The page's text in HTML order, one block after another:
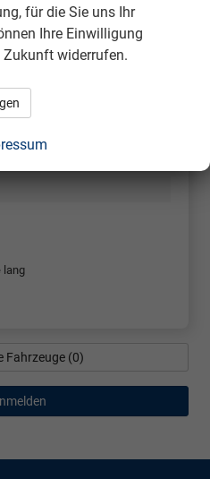
lang
Fahrzeuge (0)
für die Sie uns Ihr
Ihre Einwilligung
widerrufen.